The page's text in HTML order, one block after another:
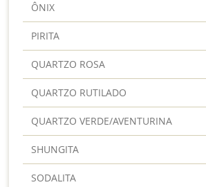
ÔNIX
PIRITA
QUARTZO ROSA
QUARTZO RUTILADO
QUARTZO VERDE/AVENTURINA
SHUNGITA
SODALITA